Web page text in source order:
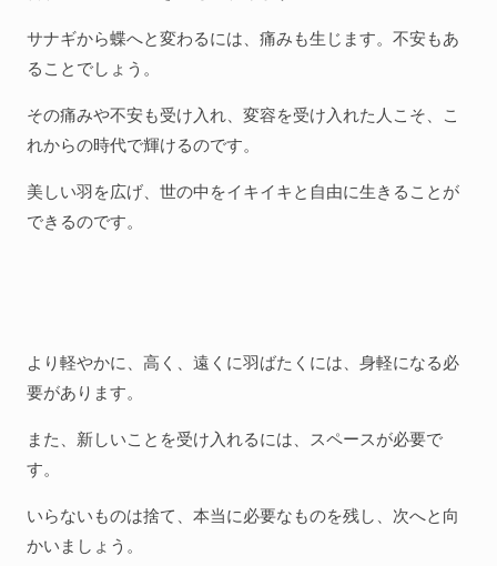
サナギから蝶へと変わるには、痛みも生じます。不安もあ
ることでしょう。
その痛みや不安も受け入れ、変容を受け入れた人こそ、こ
れからの時代で輝けるのです。
美しい羽を広げ、世の中をイキイキと自由に生きることが
できるのです。
より軽やかに、高く、遠くに羽ばたくには、身軽になる必
要があります。
また、新しいことを受け入れるには、スペースが必要で
す。
いらないものは捨て、本当に必要なものを残し、次へと向
かいましょう。